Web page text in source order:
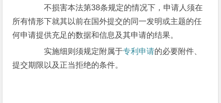
不损害本法第38条规定的情况下，申请人须在
所有情形下就其以前在国外提交的同一发明或主题的任
何申请提供充足的数据和信息及其申请的结果。
实施细则须规定附属于专利申请的必要附件、
提交期限以及正当拒绝的条件。